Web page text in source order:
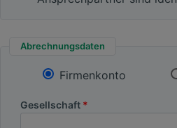
Abrechnungsdaten
Firmenkonto
Gesellschaft